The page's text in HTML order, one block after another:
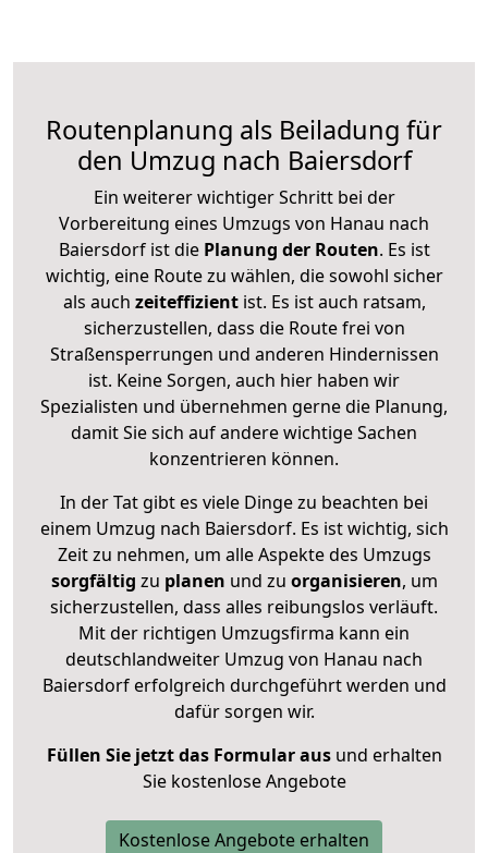
Routenplanung als Beiladung für
den Umzug nach Baiersdorf
Ein weiterer wichtiger Schritt bei der
Vorbereitung eines Umzugs von Hanau nach
Baiersdorf ist diePlanung der Routen. Es ist
wichtig, eine Route zu wählen, die sowohl sicher
als auch zeiteffizientist. Es ist auch ratsam,
sicherzustellen, dass die Route frei von
Straßensperrungen und anderen Hindernissen
ist. Keine Sorgen, auch hier haben wir
Spezialisten und übernehmen gerne die Planung,
damit Sie sich auf andere wichtige Sachen
konzentrieren können.
In der Tat gibt es viele Dinge zu beachten bei
einem Umzug nach Baiersdorf. Es ist wichtig, sich
Zeit zu nehmen, um alle Aspekte des Umzugs
sorgfältig zu planen und zu organisieren, um
sicherzustellen, dass alles reibungslos verläuft.
Mit der richtigen Umzugsfirma kann ein
deutschlandweiter Umzug von Hanau nach
Baiersdorf erfolgreich durchgeführt werden und
dafür sorgen wir.
Füllen Sie jetzt das Formular ausund erhalten
Sie kostenlose Angebote
Kostenlose Angebote erhalten